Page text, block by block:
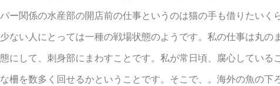
ー関係の水産部の開店前の仕事というのは猫の手も借りたいく
ない人にとっては一種の戦場状態のようです。私の仕事は丸の
にして、刺身部にまわすことです。私が常日頃、腐心している
柵を数多く回せるかということです。そこで、。海外の魚の下